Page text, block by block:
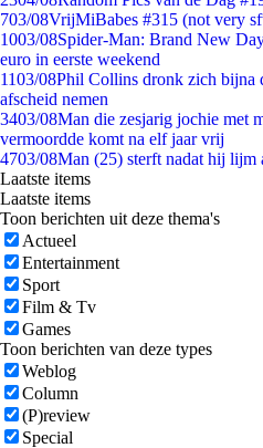
703/08VrijMiBabes #315 (not very
1003/08Spider-Man: Brand New
euro in eerste weekend
1103/08Phil Collins dronk zich bijna
afscheid nemen
3403/08Man die zesjarig jochie met
vermoordde komt na elf jaar vrij
4703/08Man (25) sterft nadat hij lijm
Laatste items
Laatste items
Toon berichten uit deze thema's
Actueel
Entertainment
Sport
Film & Tv
Games
Toon berichten van deze types
Weblog
Column
(P)review
Special